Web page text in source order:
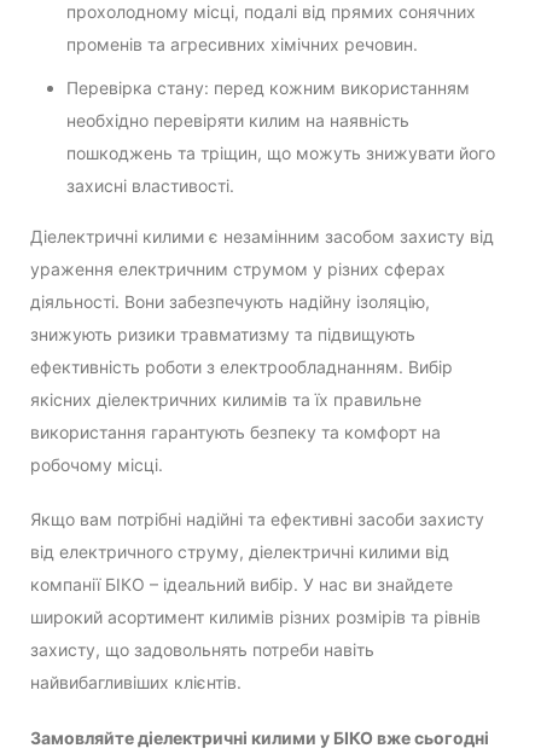
прохолодному місці, подалі від прямих сонячних
променів та агресивних хімічних речовин.
Перевірка стану: перед кожним використанням
необхідно перевіряти килим на наявність
пошкоджень та тріщин, що можуть знижувати його
захисні властивості.
Діелектричні килими є незамінним засобом захисту від
ураження електричним струмом у різних сферах
діяльності. Вони забезпечують надійну ізоляцію,
знижують ризики травматизму та підвищують
ефективність роботи з електрообладнанням. Вибір
якісних діелектричних килимів та їх правильне
використання гарантують безпеку та комфорт на
робочому місці.
Якщо вам потрібні надійні та ефективні засоби захисту
від електричного струму, діелектричні килими від
компанії БІКО – ідеальний вибір. У нас ви знайдете
широкий асортимент килимів різних розмірів та рівнів
захисту, що задовольнять потреби навіть
найвибагливіших клієнтів.
Замовляйте діелектричні килими у БІКО вже сьогодні